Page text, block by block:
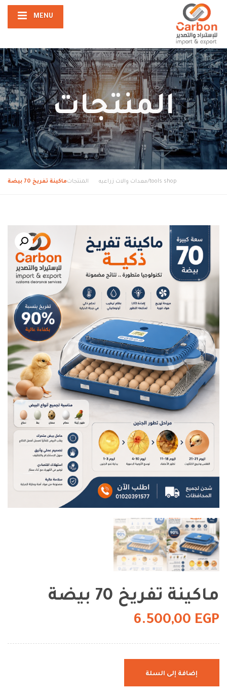
MENU
المنتجات
tools shop/معدات والات زراعيه المنتجاتماكينة تفريخ 70 بيضة
ماكينة تفريخ 70 بيضة
6.500,00 EGP
إضافة إلى السلة